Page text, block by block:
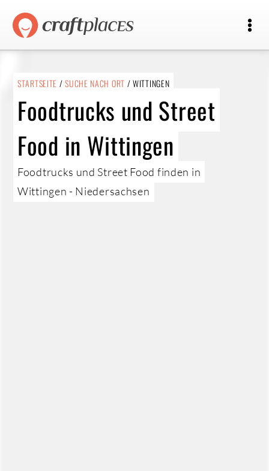
STARTSEITE /SUCHE NACH ORT / WITTINGEN
Foodtrucks und Street
Food in Wittingen
Foodtrucks und Street Food finden in
Wittingen - Niedersachsen